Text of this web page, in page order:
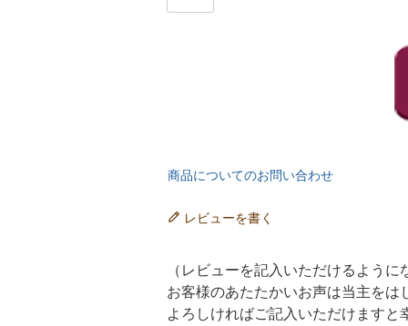
商品についてのお問い合わせ
レビューを書く
（レビューを記入いただけるように
お客様のあたたかいお声は当主を
よろしければご記入いただけますと